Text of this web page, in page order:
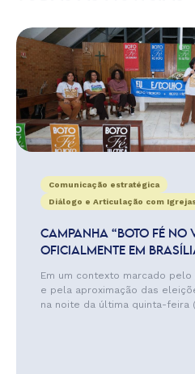
Comunicação estratégica
Diálogo e Articulação com
CAMPANHA “BOTO FÉ NO
OFICIALMENTE EM
Em um contexto marcado
e pela aproximação das
na noite da última quinta-feira